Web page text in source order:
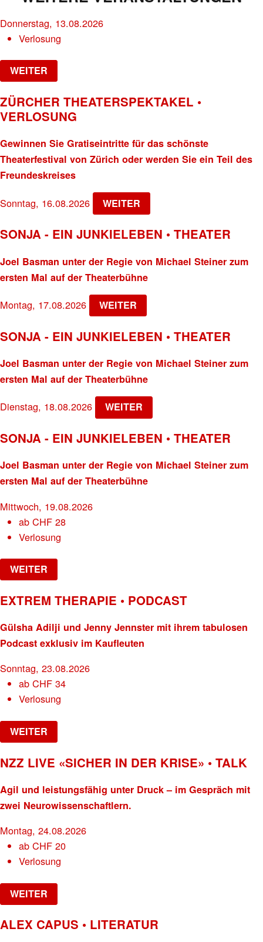
Donnerstag, 13.08.2026
Verlosung
WEITER
ZÜRCHER THEATERSPEKTAKEL •
VERLOSUNG
Gewinnen Sie Gratiseintritte für das schönste
Theaterfestival von Zürich oder werden Sie ein Teil des
Freundeskreises
Sonntag, 16.08.2026 WEITER
SONJA - EIN JUNKIELEBEN • THEATER
Joel Basman unter der Regie von Michael Steiner zum
ersten Mal auf der Theaterbühne
Montag, 17.08.2026 WEITER
SONJA - EIN JUNKIELEBEN • THEATER
Joel Basman unter der Regie von Michael Steiner zum
ersten Mal auf der Theaterbühne
Dienstag, 18.08.2026 WEITER
SONJA - EIN JUNKIELEBEN • THEATER
Joel Basman unter der Regie von Michael Steiner zum
ersten Mal auf der Theaterbühne
Mittwoch, 19.08.2026
abCHF 28
Verlosung
WEITER
EXTREM THERAPIE • PODCAST
Gülsha Adilji und Jenny Jennster mit ihrem tabulosen
Podcast exklusiv im Kaufleuten
Sonntag, 23.08.2026
abCHF 34
Verlosung
WEITER
NZZ LIVE «SICHER IN DER KRISE» • TALK
Agil und leistungsfähig unter Druck – im Gespräch mit
zwei Neurowissenschaftlern.
Montag, 24.08.2026
abCHF 20
Verlosung
WEITER
ALEX CAPUS • LITERATUR